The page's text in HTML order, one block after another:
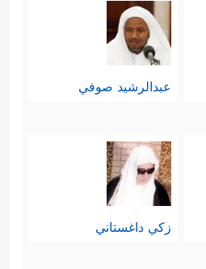
عبدالرشيد صوفي
زكي داغستاني